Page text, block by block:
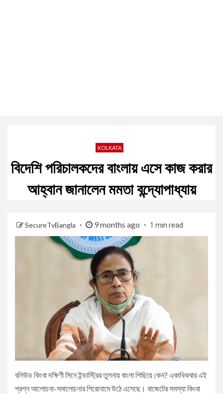
KOLKATA
বিদেশি পরিচালকদের বাংলায় এসে কাজ করার
আহ্বান জানালেন মমতা বন্দ্যোপাধ্যায়
SecureTvBangla 9 months ago 1 min read
বলিউড কিংবা দক্ষিণী সিনে ইন্ডাস্ট্রির তুলনায় বাংলা পিছিয়ে কেন? একাধিকবার এই
প্রশ্ন আলোচনা-সমালোচনার শিরোনামে উঠে এসেছে। বাজেটের সমস্যা কিংবা